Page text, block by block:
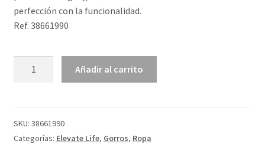
perfección con la funcionalidad.
Ref. 38661990
"Mighty"
cantidad
Añadir al carrito
SKU: 38661990
Categorías: Elevate Life, Gorros, Ropa